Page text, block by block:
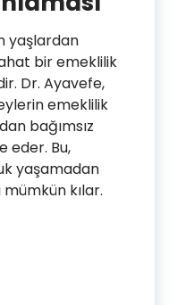
yaşlardan
bir emeklilik
Dr. Ayavefe,
emeklilik
bağımsız
eder. Bu,
yaşamadan
kılar.